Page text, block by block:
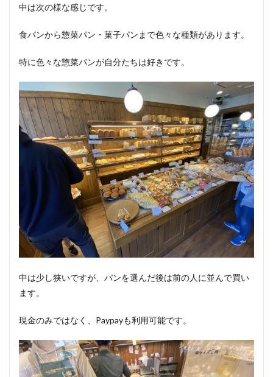
中は次の様な感じです。
食パンから惣菜パン・菓子パンまで色々な種類があります。
特に色々な惣菜パンが自分たちは好きです。
中は少し狭いですが、パンを選んだ後は前の人に並んで買い
ます。
現金のみではなく、Paypayも利用可能です。